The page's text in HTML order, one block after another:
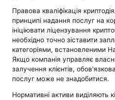
Правова кваліфікація
принципі надання послуг на
ініціювати ліцензування
необхідно точно зіставити
категоріями, встановленими
Якщо компанія управляє
залучення клієнтів,
послуг може не знадобитися.
Нормативні активи виділяють